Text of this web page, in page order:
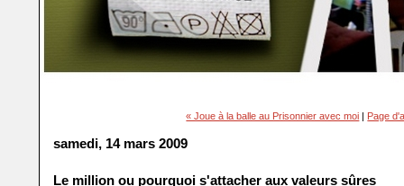
« Joue à la balle au Prisonnier avec moi | Page
samedi, 14 mars 2009
Le million ou pourquoi s'attacher aux valeurs sûres